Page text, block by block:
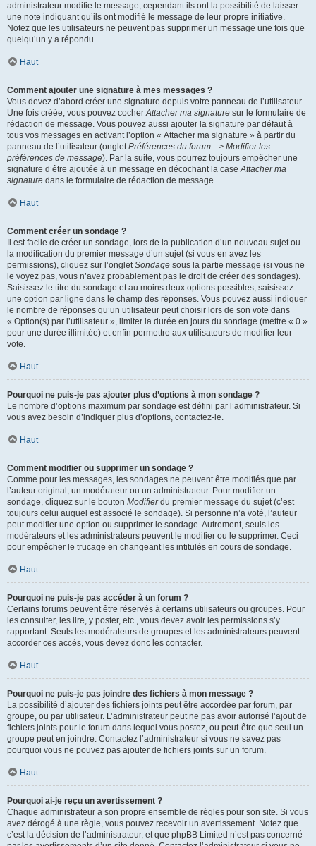
administrateur modifie le message, cependant ils ont la possibilité de laisser
une note indiquant qu’ils ont modifié le message de leur propre initiative.
Notez que les utilisateurs ne peuvent pas supprimer un message une fois que
quelqu’un y a répondu.
Haut
Comment ajouter une signature à mes messages ?
Vous devez d’abord créer une signature depuis votre panneau de l’utilisateur.
Une fois créée, vous pouvez cocherAttacher ma signature sur le formulaire de
rédaction de message. Vous pouvez aussi ajouter la signature par défaut à
tous vos messages en activant l’option « Attacher ma signature » à partir du
panneau de l’utilisateur (ongletPréférences du forum --> Modifier les
préférences de message). Par la suite, vous pourrez toujours empêcher une
signature d’être ajoutée à un message en décochant la caseAttacher ma
signature dans le formulaire de rédaction de message.
Haut
Comment créer un sondage ?
Il est facile de créer un sondage, lors de la publication d’un nouveau sujet ou
la modification du premier message d’un sujet (si vous en avez les
permissions), cliquez sur l’ongletSondage sous la partie message (si vous ne
le voyez pas, vous n’avez probablement pas le droit de créer des sondages).
Saisissez le titre du sondage et au moins deux options possibles, saisissez
une option par ligne dans le champ des réponses. Vous pouvez aussi indiquer
le nombre de réponses qu’un utilisateur peut choisir lors de son vote dans
« Option(s) par l’utilisateur », limiter la durée en jours du sondage (mettre « 0 »
pour une durée illimitée) et enfin permettre aux utilisateurs de modifier leur
vote.
Haut
Pourquoi ne puis-je pas ajouter plus d’options à mon sondage ?
Le nombre d’options maximum par sondage est défini par l’administrateur. Si
vous avez besoin d’indiquer plus d’options, contactez-le.
Haut
Comment modifier ou supprimer un sondage ?
Comme pour les messages, les sondages ne peuvent être modifiés que par
l’auteur original, un modérateur ou un administrateur. Pour modifier un
sondage, cliquez sur le bouton Modifierdu premier message du sujet (c’est
toujours celui auquel est associé le sondage). Si personne n’a voté, l’auteur
peut modifier une option ou supprimer le sondage. Autrement, seuls les
modérateurs et les administrateurs peuvent le modifier ou le supprimer. Ceci
pour empêcher le trucage en changeant les intitulés en cours de sondage.
Haut
Pourquoi ne puis-je pas accéder à un forum ?
Certains forums peuvent être réservés à certains utilisateurs ou groupes. Pour
les consulter, les lire, y poster, etc., vous devez avoir les permissions s’y
rapportant. Seuls les modérateurs de groupes et les administrateurs peuvent
accorder ces accès, vous devez donc les contacter.
Haut
Pourquoi ne puis-je pas joindre des fichiers à mon message ?
La possibilité d’ajouter des fichiers joints peut être accordée par forum, par
groupe, ou par utilisateur. L’administrateur peut ne pas avoir autorisé l’ajout de
fichiers joints pour le forum dans lequel vous postez, ou peut-être que seul un
groupe peut en joindre. Contactez l’administrateur si vous ne savez pas
pourquoi vous ne pouvez pas ajouter de fichiers joints sur un forum.
Haut
Pourquoi ai-je reçu un avertissement ?
Chaque administrateur a son propre ensemble de règles pour son site. Si vous
avez dérogé à une règle, vous pouvez recevoir un avertissement. Notez que
c’est la décision de l’administrateur, et que phpBB Limited n’est pas concerné